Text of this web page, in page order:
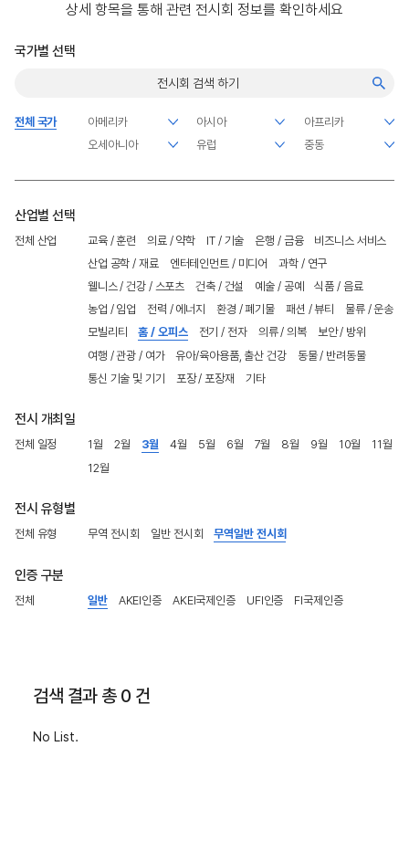
상세 항목을 통해 관련 전시회 정보를 확인하세요
국가별 선택
전체 국가
산업별 선택
전체 산업 교육 / 훈련 의료 / 약학 IT / 기술 은행 / 금융
비즈니스 서비스
산업 공학 / 재료
엔터테인먼트 / 미디어
과학 / 연구
웰니스 / 건강 / 스포츠
건축 / 건설 예술 / 공예
식품 / 음료
농업 / 임업
전력 / 에너지 환경 / 폐기물 패션 / 뷰티
물류 / 운송
모빌리티
홈 / 오피스 전기 / 전자 의류 / 의복
보안 / 방위
여행 / 관광 / 여가
유아/육아용품, 출산 건강
동물 / 반려동물
통신 기술 및 기기
포장 / 포장재 기타
전시 개최일
전체 일정 1월 2월 3월 4월 5월 6월 7월 8월 9월 10월
11월
12월
전시 유형별
전체 유형 무역 전시회 일반 전시회 무역일반 전시회
인증 구분
전체 일반 AKEI인증 AKEI국제인증 UFI인증 FI국제인증
검색 결과 총 0 건
No List.